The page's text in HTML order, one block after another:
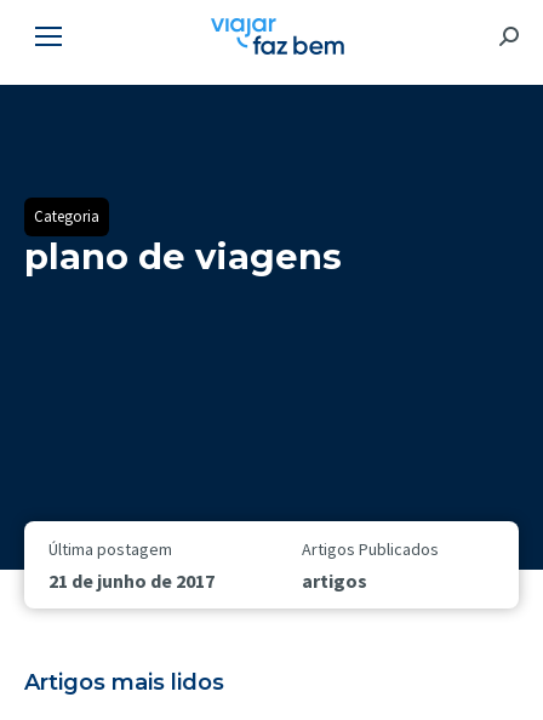
Categoria
plano de viagens
Última postagem
21 de junho de 2017
Artigos Publicados
artigos
Artigos mais lidos